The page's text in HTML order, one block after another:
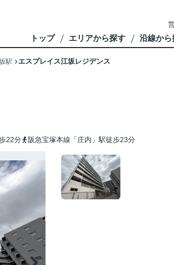
トップ エリアから探す 沿線から
駅 エスプレイス江坂レジデンス
22分 阪急宝塚本線「庄内」駅徒歩23分